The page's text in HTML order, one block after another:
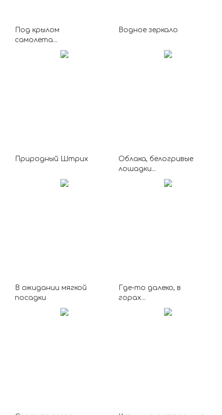
Под крылом
самолета...
Водное зеркало
Природный Штрих
Облака, белогривые
лошадки...
В ожидании мягкой
посадки
Где-то далеко, в
горах...